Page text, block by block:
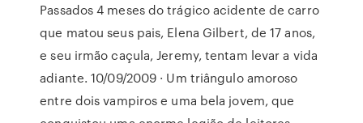
Passados 4 meses do trágico acidente de carro
que matou seus pais, Elena Gilbert, de 17 anos,
e seu irmão caçula, Jeremy, tentam levar a vida
adiante. 10/09/2009 · Um triângulo amoroso
entre dois vampiros e uma bela jovem, que